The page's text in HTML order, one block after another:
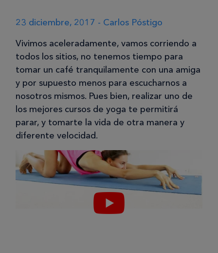
23 diciembre, 2017 - Carlos Póstigo
Vivimos aceleradamente, vamos corriendo a
todos los sitios, no tenemos tiempo para
tomar un café tranquilamente con una amiga
y por supuesto menos para escucharnos a
nosotros mismos. Pues bien, realizar uno de
los mejores cursos de yoga te permitirá
parar, y tomarte la vida de otra manera y
diferente velocidad.